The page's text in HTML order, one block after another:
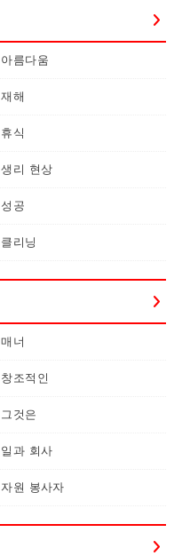
아름다움
재해
휴식
생리 현상
성공
클리닝
매너
창조적인
그것은
일과 회사
자원 봉사자